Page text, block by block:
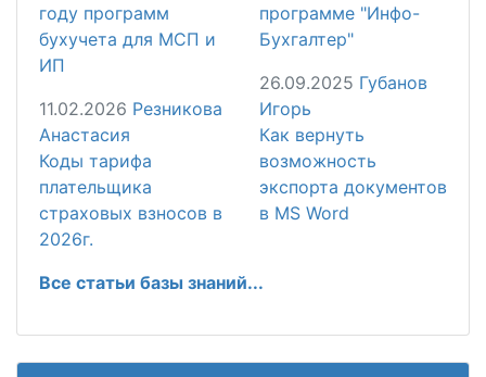
году программ
бухучета для МСП и
ИП
11.02.2026 Резникова
Анастасия
Коды тарифа
плательщика
страховых взносов в
2026г.
программе "Инфо-
Бухгалтер"
26.09.2025 Губанов
Игорь
Как вернуть
возможность
экспорта документов
в MS Word
Все статьи базы знаний...